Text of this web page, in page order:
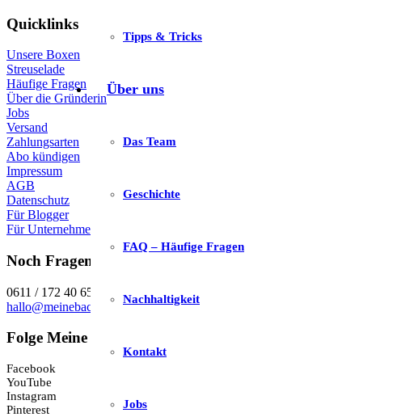
Tipps & Tricks
Über uns
Das Team
Geschichte
FAQ – Häufige Fragen
Nachhaltigkeit
Kontakt
Jobs
Quicklinks
Unsere Boxen
Streuselade
Häufige Fragen
Über die Gründerin
Jobs
Versand
Zahlungsarten
Abo kündigen
Impressum
AGB
Datenschutz
Für Blogger
Für Unternehmen
Noch Fragen?
0611 / 172 40 650
hallo@meinebackbox.de
Folge Meine Backbox
Facebook
YouTube
Instagram
Pinterest